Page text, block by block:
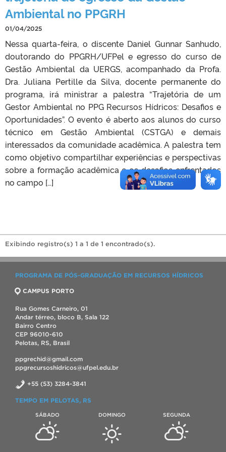
Ambiental no PPGRH
01/04/2025
Nessa quarta-feira, o discente Daniel Gunnar Sanhudo,
doutorando do PPGRH/UFPel e egresso do curso de
Gestão Ambiental da UERGS, acompanhado da Profa.
Dra. Juliana Pertille da Silva, docente permanente do
programa, irá ministrar a palestra “Trajetória de um
Gestor Ambiental no PPG Recursos Hídricos: Desafios e
Oportunidades”. O evento é aberto aos alunos do curso
técnico em Gestão Ambiental (CSTGA) e demais
interessados da comunidade acadêmica. A palestra tem
como objetivo compartilhar experiências e perspectivas
sobre a formação acadêmica e os desafios enfrentados
no campo […]
Exibindo registro(s) 1 a 1 de 1 encontrado(s).
PROGRAMA DE PÓS-GRADUAÇÃO EM RECURSOS HÍDRICOS
CAMPUS PORTO
Rua Gomes Carneiro, 01
Andar térreo, bloco B, Sala 122
Bairro Centro
CEP 96010-610
Pelotas, RS, Brasil
ppgrechid@gmail.com
ppgrecursoshidricos@ufpel.edu.br
+55 (53) 3284-3841
TEMPO EM PELOTAS, RS
SÁBADO DOMINGO SEGUNDA